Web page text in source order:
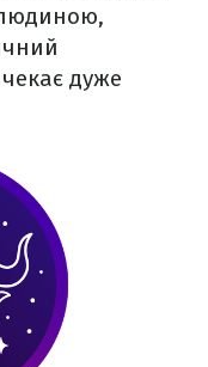
людиною,
дуже